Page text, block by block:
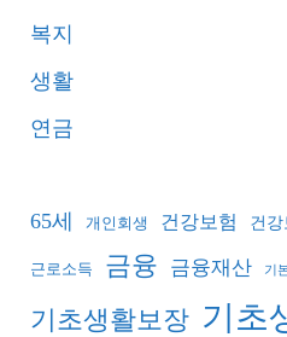
복지
생활
연금
65세 개인회생 건강보험 건강
근로소득 금융 금융재산 기
기초생활보장 기초